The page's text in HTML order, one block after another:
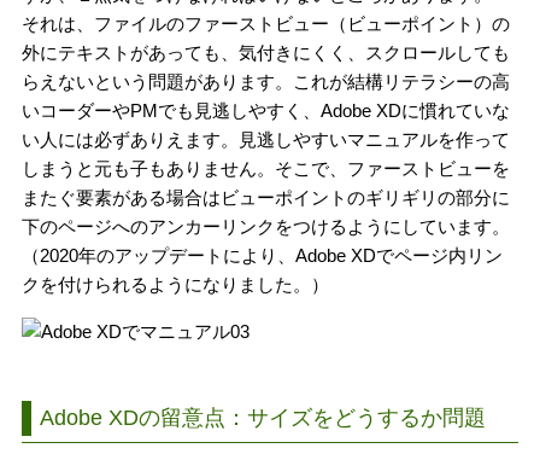
それは、ファイルのファーストビュー（ビューポイント）の
外にテキストがあっても、気付きにくく、スクロールしても
らえないという問題があります。これが結構リテラシーの高
いコーダーやPMでも見逃しやすく、Adobe XDに慣れていな
い人には必ずありえます。見逃しやすいマニュアルを作って
しまうと元も子もありません。そこで、ファーストビューを
またぐ要素がある場合はビューポイントのギリギリの部分に
下のページへのアンカーリンクをつけるようにしています。
（2020年のアップデートにより、Adobe XDでページ内リン
クを付けられるようになりました。）
Adobe XDの留意点：サイズをどうするか問題